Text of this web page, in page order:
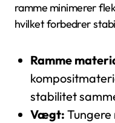
ramme minimerer
hvilket forbedrer
Ramme
stabilitet
Vægt: